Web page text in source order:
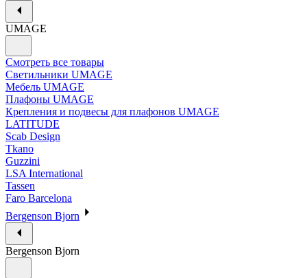
UMAGE
Смотреть все товары
Светильники UMAGE
Мебель UMAGE
Плафоны UMAGE
Крепления и подвесы для плафонов UMAGE
LATITUDE
Scab Design
Tkano
Guzzini
LSA International
Tassen
Faro Barcelona
Bergenson Bjorn
Bergenson Bjorn